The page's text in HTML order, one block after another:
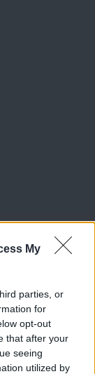
My
parties, or
for
opt-out
that after your
seeing
utilized by